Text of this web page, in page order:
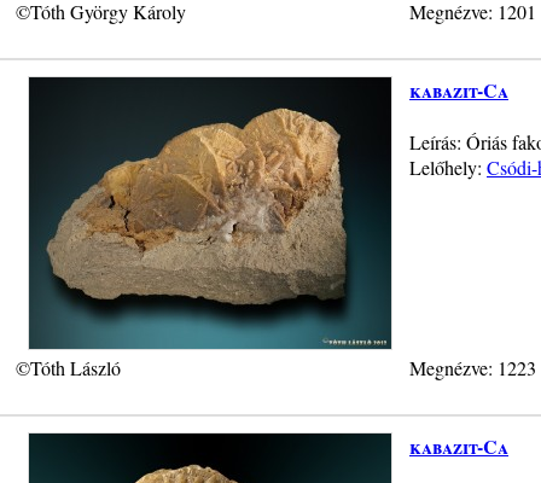
©Tóth György Károly Megnézve:
kabazit-Ca
Leírás: Óriás
Lelőhely:
©Tóth László Megnézve:
kabazit-Ca